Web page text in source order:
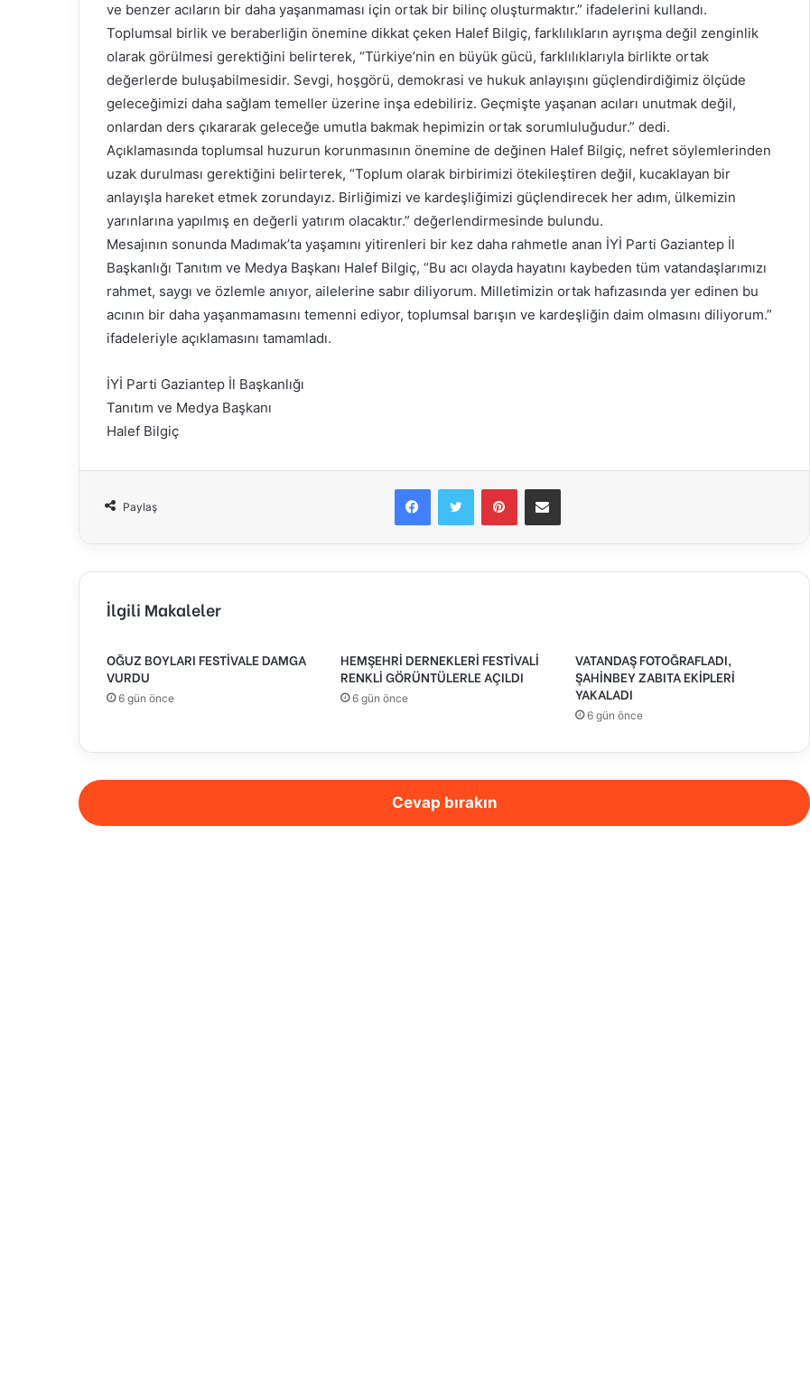
ve benzer acıların bir daha yaşanmaması için ortak bir bilinç oluşturmaktır.” ifadelerini kullandı.
Toplumsal birlik ve beraberliğin önemine dikkat çeken Halef Bilgiç, farklılıkların ayrışma değil zenginlik
olarak görülmesi gerektiğini belirterek, “Türkiye’nin en büyük gücü, farklılıklarıyla birlikte ortak
değerlerde buluşabilmesidir. Sevgi, hoşgörü, demokrasi ve hukuk anlayışını güçlendirdiğimiz ölçüde
geleceğimizi daha sağlam temeller üzerine inşa edebiliriz. Geçmişte yaşanan acıları unutmak değil,
onlardan ders çıkararak geleceğe umutla bakmak hepimizin ortak sorumluluğudur.” dedi.
Açıklamasında toplumsal huzurun korunmasının önemine de değinen Halef Bilgiç, nefret söylemlerinden
uzak durulması gerektiğini belirterek, “Toplum olarak birbirimizi ötekileştiren değil, kucaklayan bir
anlayışla hareket etmek zorundayız. Birliğimizi ve kardeşliğimizi güçlendirecek her adım, ülkemizin
yarınlarına yapılmış en değerli yatırım olacaktır.” değerlendirmesinde bulundu.
Mesajının sonunda Madımak’ta yaşamını yitirenleri bir kez daha rahmetle anan İYİ Parti Gaziantep İl
Başkanlığı Tanıtım ve Medya Başkanı Halef Bilgiç, “Bu acı olayda hayatını kaybeden tüm vatandaşlarımızı
rahmet, saygı ve özlemle anıyor, ailelerine sabır diliyorum. Milletimizin ortak hafızasında yer edinen bu
acının bir daha yaşanmamasını temenni ediyor, toplumsal barışın ve kardeşliğin daim olmasını diliyorum.”
ifadeleriyle açıklamasını tamamladı.
İYİ Parti Gaziantep İl Başkanlığı
Tanıtım ve Medya Başkanı
Halef Bilgiç
Paylaş
FacebookTwitter PinterestE-Posta ile paylaş
İlgili Makaleler
OĞUZ BOYLARI FESTİVALE DAMGA
VURDU
6 gün önce
HEMŞEHRİ DERNEKLERİ FESTİVALİ
RENKLİ GÖRÜNTÜLERLE AÇILDI
6 gün önce
VATANDAŞ FOTOĞRAFLADI,
ŞAHİNBEY ZABITA EKİPLERİ
YAKALADI
6 gün önce
Cevap bırakın